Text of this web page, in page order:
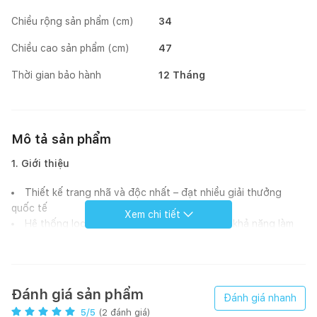
Chiều rộng sản phẩm (cm) 34
Chiều cao sản phẩm (cm) 47
Thời gian bảo hành 12 Tháng
Mô tả sản phẩm
1. Giới thiệu
Thiết kế trang nhã và độc nhất – đạt nhiều giải thưởng
quốc tế
Hệ thống lọc bụi mạnh mẽ với 3 bước lọc có khả năng làm
Đèn chỉ báo chất lượng không khí theo thời gian thực
Màn hình điều khiển thân thiện với người dùng: chỉ cần chạm
Xem chi tiết
Đánh giá sản phẩm
5/5 (2 đánh giá)
Đánh giá nhanh